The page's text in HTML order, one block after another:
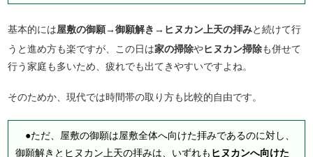
基本的には屋敷の御願→御願解き→ヒヌカン上天の拝みと続けて行
うと進め方も楽ですが、この日は家の掃除やヒヌカン掃除も併せて
行う家庭も多いため、疲れでも出てきやすいですよね。
そのためか、現代では時間帯の取り方も比較的自由です。
●ただ、屋敷の御願は屋敷全体へ向けた拝みであるのに対し、
御願解きとヒヌカン上天の拝みは、いずれも ヒヌカンへ向けた